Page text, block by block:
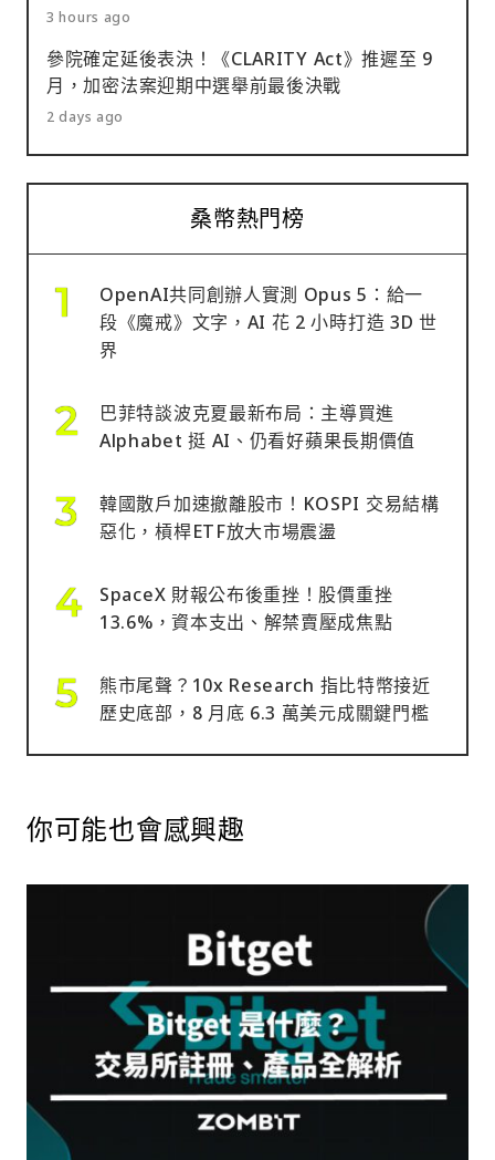
3 hours ago
參院確定延後表決！《CLARITY Act》推遲至 9
月，加密法案迎期中選舉前最後決戰
2 days ago
桑幣熱門榜
OpenAI共同創辦人實測 Opus 5：給一
段《魔戒》文字，AI 花 2 小時打造 3D 世
界
巴菲特談波克夏最新布局：主導買進
Alphabet 挺 AI、仍看好蘋果長期價值
韓國散戶加速撤離股市！KOSPI 交易結構
惡化，槓桿ETF放大市場震盪
SpaceX 財報公布後重挫！股價重挫
13.6%，資本支出、解禁賣壓成焦點
熊市尾聲？10x Research 指比特幣接近
歷史底部，8 月底 6.3 萬美元成關鍵門檻
你可能也會感興趣